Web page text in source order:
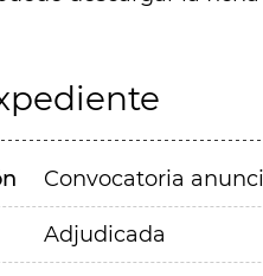
Convocatoria
Adjudicada